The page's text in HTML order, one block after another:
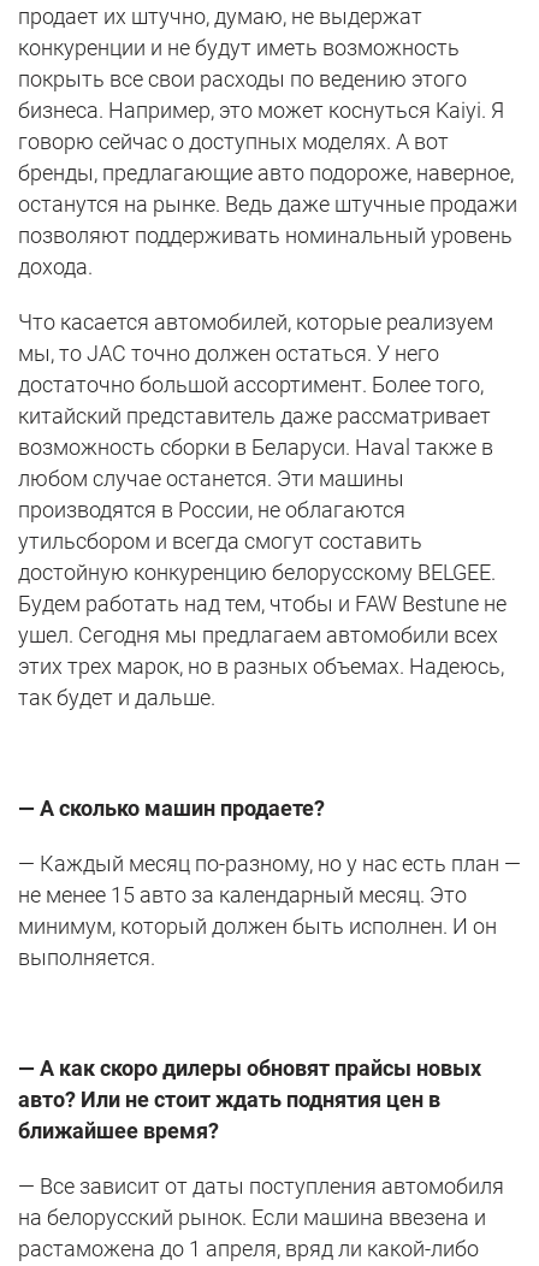
продает их штучно, думаю, не выдержат
конкуренции и не будут иметь возможность
покрыть все свои расходы по ведению этого
бизнеса. Например, это может коснуться Kaiyi. Я
говорю сейчас о доступных моделях. А вот
бренды, предлагающие авто подороже, наверное,
останутся на рынке. Ведь даже штучные продажи
позволяют поддерживать номинальный уровень
дохода.
Что касается автомобилей, которые реализуем
мы, то JAC точно должен остаться. У него
достаточно большой ассортимент. Более того,
китайский представитель даже рассматривает
возможность сборки в Беларуси. Haval также в
любом случае останется. Эти машины
производятся в России, не облагаются
утильсбором и всегда смогут составить
достойную конкуренцию белорусскому BELGEE.
Будем работать над тем, чтобы и FAW Bestune не
ушел. Сегодня мы предлагаем автомобили всех
этих трех марок, но в разных объемах. Надеюсь,
так будет и дальше.
— А сколько машин продаете?
— Каждый месяц по-разному, но у нас есть план —
не менее 15 авто за календарный месяц. Это
минимум, который должен быть исполнен. И он
выполняется.
— А как скоро дилеры обновят прайсы новых
авто? Или не стоит ждать поднятия цен в
ближайшее время?
— Все зависит от даты поступления автомобиля
на белорусский рынок. Если машина ввезена и
растаможена до 1 апреля, вряд ли какой-либо